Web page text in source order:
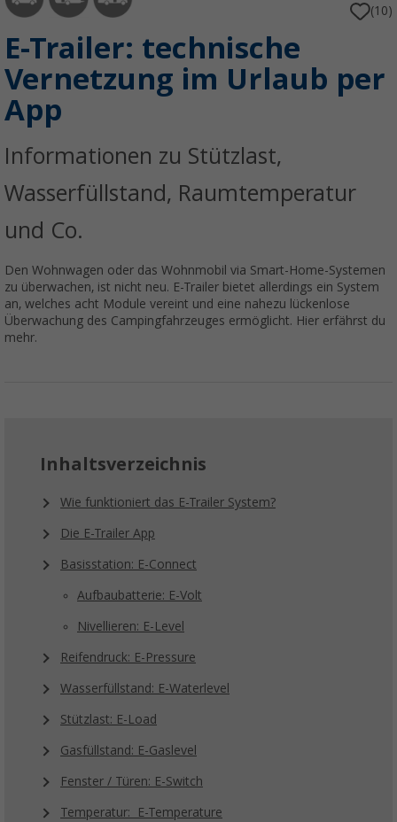
(10)
E-Trailer: technische
Vernetzung im Urlaub per
App
Informationen zu Stützlast,
Wasserfüllstand, Raumtemperatur
und Co.
Den Wohnwagen oder das Wohnmobil via Smart-Home-Systemen
zu überwachen, ist nicht neu. E-Trailer bietet allerdings ein System
an, welches acht Module vereint und eine nahezu lückenlose
Überwachung des Campingfahrzeuges ermöglicht. Hier erfährst du
mehr.
Inhaltsverzeichnis
Wie funktioniert das E-Trailer System?
Die E-Trailer App
Basisstation: E-Connect
Aufbaubatterie: E-Volt
Nivellieren: E-Level
Reifendruck: E-Pressure
Wasserfüllstand: E-Waterlevel
Stützlast: E-Load
Gasfüllstand: E-Gaslevel
Fenster / Türen: E-Switch
Temperatur: E-Temperature